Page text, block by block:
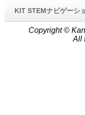
KIT STEMナビゲーシ
Copyright ©
All